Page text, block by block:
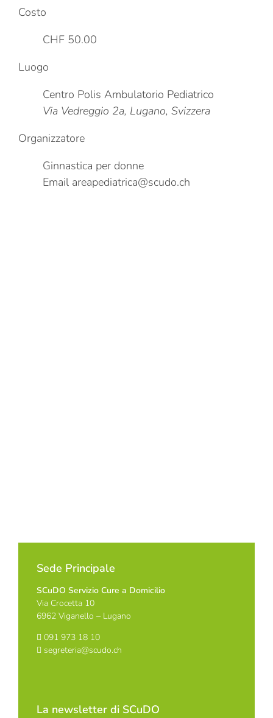
Costo
CHF 50.00
Luogo
Centro Polis Ambulatorio Pediatrico
Via Vedreggio 2a, Lugano, Svizzera
Organizzatore
Ginnastica per donne
Email areapediatrica@scudo.ch
Sede Principale
SCuDO Servizio Cure a Domicilio
Via Crocetta 10
6962 Viganello – Lugano
091 973 18 10
segreteria@scudo.ch
La newsletter di SCuDO